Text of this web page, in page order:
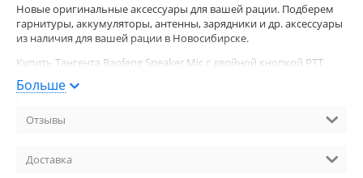
Новые оригинальные аксессуары для вашей рации. Подберем
гарнитуры, аккумуляторы, антенны, зарядники и др. аксессуары
из наличия для вашей рации в Новосибирске.
Купить Тангента Baofeng Speaker Mic с двойной кнопкой PTT
можно в магазине раций RVtech.ru.
Cделайте заказ по телефону
Тангента Baofeng Speaker Mic с двойной кнопкой PTT
Больше
Отзывы
Доставка